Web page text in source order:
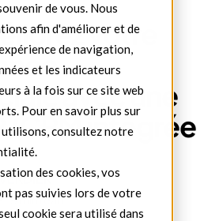
de vous. Nous
afin d'améliorer et de
de navigation,
et les indicateurs
à la fois sur ce site web
Pour en savoir plus sur
utilisons, consultez notre
des cookies, vos
pas suivies lors de votre
cookie sera utilisé dans
votre
avec une
CRM intégrée
5 min read